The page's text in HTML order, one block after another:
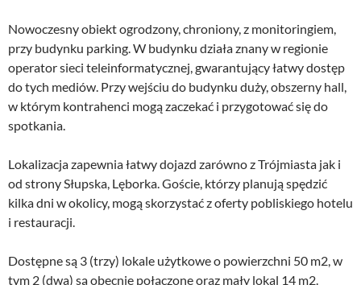
Nowoczesny obiekt ogrodzony, chroniony, z monitoringiem,
przy budynku parking. W budynku działa znany w regionie
operator sieci teleinformatycznej, gwarantujący łatwy dostęp
do tych mediów. Przy wejściu do budynku duży, obszerny hall,
w którym kontrahenci mogą zaczekać i przygotować się do
spotkania.
Lokalizacja zapewnia łatwy dojazd zarówno z Trójmiasta jak i
od strony Słupska, Lęborka. Goście, którzy planują spędzić
kilka dni w okolicy, mogą skorzystać z oferty pobliskiego hotelu
i restauracji.
Dostępne są 3 (trzy) lokale użytkowe o powierzchni 50 m2, w
tym 2 (dwa) są obecnie połączone oraz mały lokal 14 m2.